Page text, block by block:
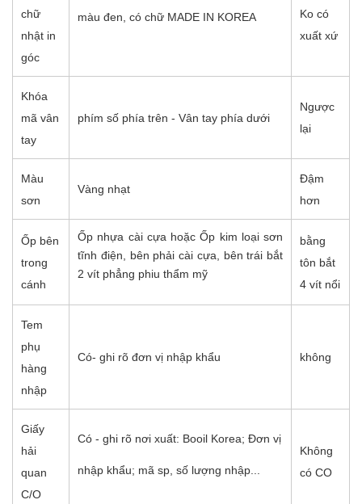
chữ
nhật in
góc
màu đen, có chữ MADE IN KOREA
Ko có
xuất xứ
Khóa
mã vân
tay
phím số phía trên - Vân tay phía dưới
Ngược
lại
Màu
sơn
Vàng nhạt
Đậm
hơn
Ốp bên
trong
cánh
Ốp nhựa cài cựa hoặc Ốp kim loại sơn
tĩnh điện, bên phải cài cựa, bên trái bắt
2 vít phẳng phiu thẩm mỹ
bằng
tôn bắt
4 vít nổi
Tem
phụ
hàng
nhập
Có- ghi rõ đơn vị nhập khẩu không
Giấy
hải
quan
C/O
Có - ghi rõ nơi xuất: Booil Korea; Đơn vị
nhập khẩu; mã sp, số lượng nhập...
Không
có CO